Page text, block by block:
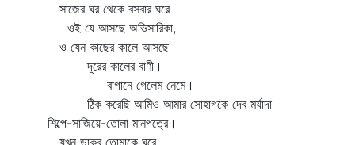
সাজের ঘর থেকে বসবার ঘরে
ওই যে আসছে অভিসারিকা,
ও যেন কাছের কালে আসছে
দূরের কালের বাণী।
বাগানে গেলেম নেমে।
ঠিক করেছি আমিও আমার সোহাগকে দেব মর্যাদা
শিল্পে-সাজিয়ে-তোলা মানপত্রে।
যখন ডাকব তোমাকে ঘরে